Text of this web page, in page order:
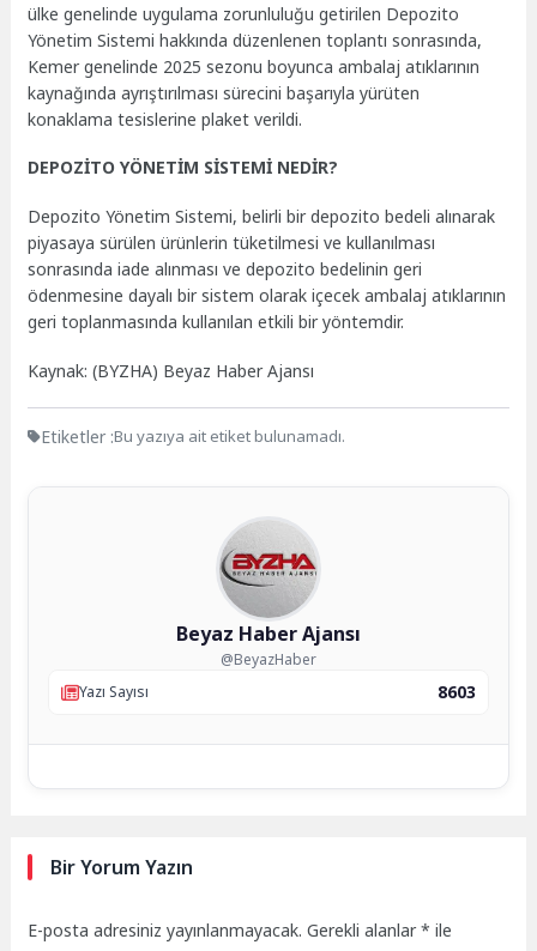
ülke genelinde uygulama zorunluluğu getirilen Depozito
Yönetim Sistemi hakkında düzenlenen toplantı sonrasında,
Kemer genelinde 2025 sezonu boyunca ambalaj atıklarının
kaynağında ayrıştırılması sürecini başarıyla yürüten
konaklama tesislerine plaket verildi.
DEPOZİTO YÖNETİM SİSTEMİ NEDİR?
Depozito Yönetim Sistemi, belirli bir depozito bedeli alınarak
piyasaya sürülen ürünlerin tüketilmesi ve kullanılması
sonrasında iade alınması ve depozito bedelinin geri
ödenmesine dayalı bir sistem olarak içecek ambalaj atıklarının
geri toplanmasında kullanılan etkili bir yöntemdir.
Kaynak: (BYZHA) Beyaz Haber Ajansı
Etiketler :Bu yazıya ait etiket bulunamadı.
Beyaz Haber Ajansı
@BeyazHaber
Yazı Sayısı
8603
Bir Yorum Yazın
E-posta adresiniz yayınlanmayacak. Gerekli alanlar* ile